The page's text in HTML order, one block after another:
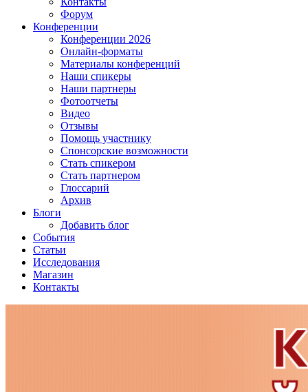
Форум
Конференции
Конференции 2026
Онлайн-форматы
Материалы конференций
Наши спикеры
Наши партнеры
Фотоотчеты
Видео
Отзывы
Помощь участнику
Спонсорские возможности
Стать спикером
Стать партнером
Глоссарий
Архив
Блоги
Добавить блог
События
Статьи
Исследования
Магазин
Контакты